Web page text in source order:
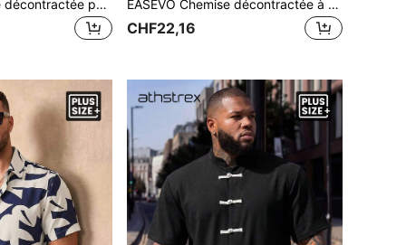
EASEVO Chemise décontractée polyvalente à rayures avec boutons pour hommes grande taille, pour un port quotidien EASEVO Chemise décontractée à manches courtes à carreaux patchwork à simple boutonnage pour hommes grande taille
CHF22,16